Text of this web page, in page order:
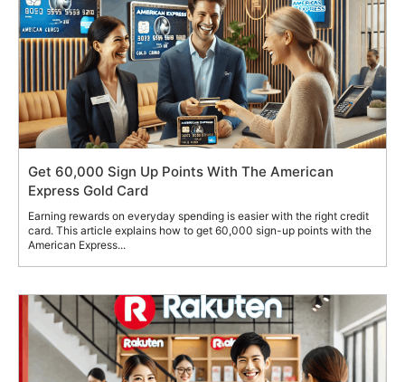
Get 60,000 Sign Up Points With The American
Express Gold Card
Earning rewards on everyday spending is easier with the right credit
card. This article explains how to get 60,000 sign-up points with the
American Express...